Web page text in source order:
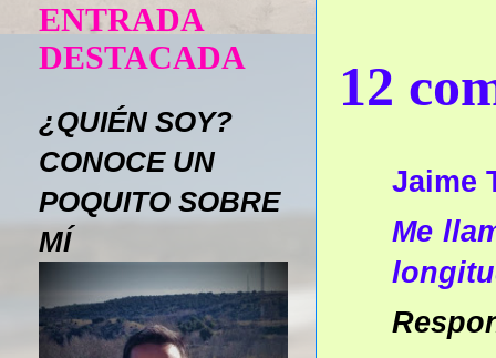
12
Jaime
Me
ENTRADA
DESTACADA
¿QUIÉN SOY?
CONOCE UN
POQUITO SOBRE
MÍ